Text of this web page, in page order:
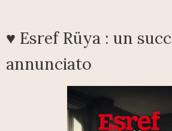
♥ Esref Rüya : un
annunciato